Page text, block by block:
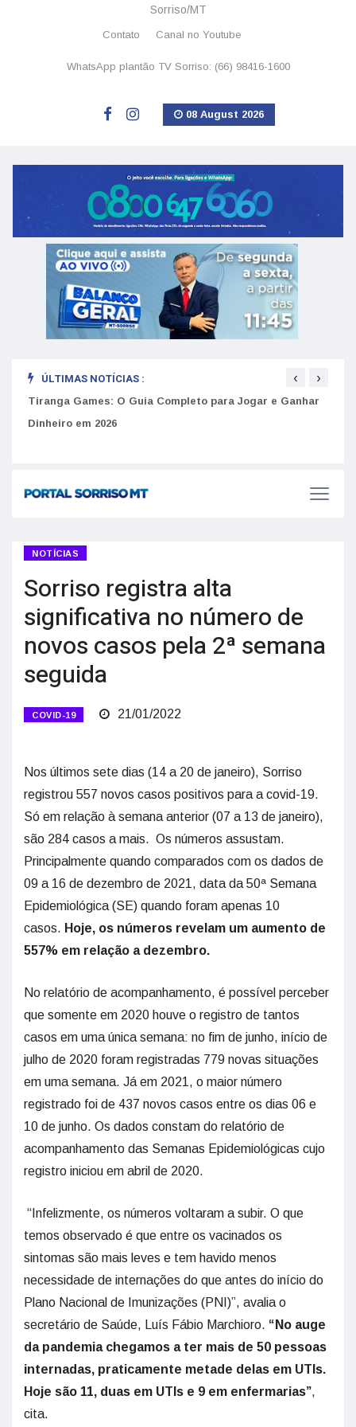
Sorriso/MT
Contato Canal no Youtube
WhatsApp plantão TV Sorriso: (66) 98416-1600
08 August 2026
ÚLTIMAS NOTÍCIAS :
Tiranga Games: O Guia Completo para Jogar e Ganhar
Dinheiro em 2026
‹ ›
NOTÍCIAS
Sorriso registra alta
significativa no número de
novos casos pela 2ª semana
seguida
COVID-19 21/01/2022
Nos últimos sete dias (14 a 20 de janeiro), Sorriso
registrou 557 novos casos positivos para a covid-19.
Só em relação à semana anterior (07 a 13 de janeiro),
são 284 casos a mais. Os números assustam.
Principalmente quando comparados com os dados de
09 a 16 de dezembro de 2021, data da 50ª Semana
Epidemiológica (SE) quando foram apenas 10
casos. Hoje, os números revelam um aumento de
557% em relação a dezembro.
No relatório de acompanhamento, é possível perceber
que somente em 2020 houve o registro de tantos
casos em uma única semana: no fim de junho, início de
julho de 2020 foram registradas 779 novas situações
em uma semana. Já em 2021, o maior número
registrado foi de 437 novos casos entre os dias 06 e
10 de junho. Os dados constam do relatório de
acompanhamento das Semanas Epidemiológicas cujo
registro iniciou em abril de 2020.
“Infelizmente, os números voltaram a subir. O que
temos observado é que entre os vacinados os
sintomas são mais leves e tem havido menos
necessidade de internações do que antes do início do
Plano Nacional de Imunizações (PNI)”, avalia o
secretário de Saúde, Luís Fábio Marchioro. “No auge
da pandemia chegamos a ter mais de 50 pessoas
internadas, praticamente metade delas em UTIs.
Hoje são 11, duas em UTIs e 9 em enfermarias”,
cita.